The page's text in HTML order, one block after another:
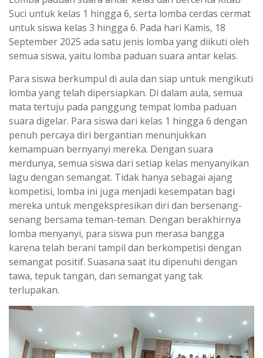
Suci untuk kelas 1 hingga 6, serta lomba cerdas cermat
untuk siswa kelas 3 hingga 6. Pada hari Kamis, 18
September 2025 ada satu jenis lomba yang diikuti oleh
semua siswa, yaitu lomba paduan suara antar kelas.
Para siswa berkumpul di aula dan siap untuk mengikuti
lomba yang telah dipersiapkan. Di dalam aula, semua
mata tertuju pada panggung tempat lomba paduan
suara digelar. Para siswa dari kelas 1 hingga 6 dengan
penuh percaya diri bergantian menunjukkan
kemampuan bernyanyi mereka. Dengan suara
merdunya, semua siswa dari setiap kelas menyanyikan
lagu dengan semangat. Tidak hanya sebagai ajang
kompetisi, lomba ini juga menjadi kesempatan bagi
mereka untuk mengekspresikan diri dan bersenang-
senang bersama teman-teman. Dengan berakhirnya
lomba menyanyi, para siswa pun merasa bangga
karena telah berani tampil dan berkompetisi dengan
semangat positif. Suasana saat itu dipenuhi dengan
tawa, tepuk tangan, dan semangat yang tak
terlupakan.